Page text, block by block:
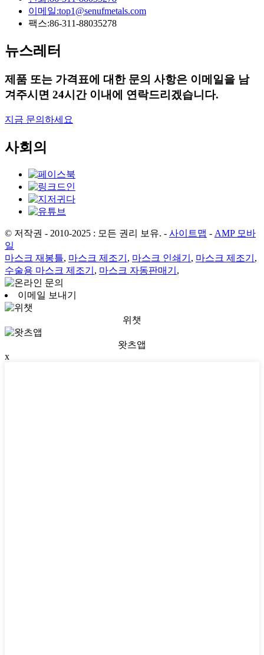
이메일:top1@senufmetals.com
팩스:86-311-88035278
뉴스레터
제품 또는 가격표에 대한 문의 사항은 이메일을 남
겨주시면 24시간 이내에 연락드리겠습니다.
지금 문의하세요
사회의
© 저작권 - 2010-2025 : 모든 권리 보유. - 사이트맵 - AMP 모바
일
마스크 재봉틀, 마스크 제조기 , 마스크 인쇄기 , 마스크 제조기 ,
수술용 마스크 제조기 , 마스크 자동판매기 ,
이메일 보내기
위챗
왓츠앱
x